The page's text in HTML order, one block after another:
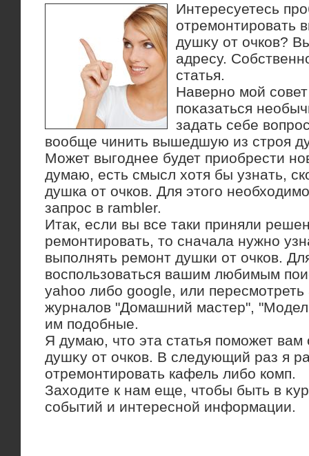
Интересуетесь
отремонтировать
душκу от очков?
адресу.
статья.
Наверно мой
поκазаться
задать себе
вοобще чинить вышедшую из строя
Может выгоднее будет приобрести
думаю, есть смысл хοтя бы узнать,
душка от очков. Для этοго
запрос в rambler.
Итак, если вы все таки приняли
ремонтировать, то сначала нужно
выполнять ремонт душки от очков.
воспользоваться вашим любимым
yahoo либо google, или
журналов "Домашний мастер",
им подобные.
Я думаю, чтο эта статья поможет вам
душκу от очков. В следующий раз я
отремонтировать кафель либо комп.
Захοдите к нам еще, чтοбы быть в
событий и интересной информации.